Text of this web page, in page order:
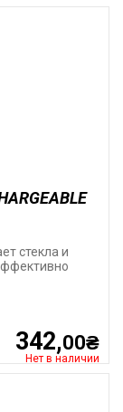
стекла и
342,00₴
Нет в наличии